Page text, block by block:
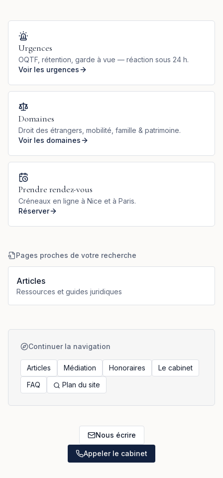
Urgences
OQTF, rétention, garde à vue — réaction sous 24 h.
Voir les urgences
Domaines
Droit des étrangers, mobilité, famille & patrimoine.
Voir les domaines
Prendre rendez-vous
Créneaux en ligne à Nice et à Paris.
Réserver
Pages proches de votre recherche
Articles
Ressources et guides juridiques
Continuer la navigation
Articles Médiation Honoraires
Le cabinet
FAQ
Plan du site
Nous écrire
Appeler le cabinet